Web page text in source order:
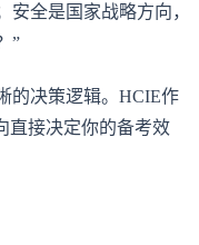
全是国家战略方向，
”
的决策逻辑。HCIE作
直接决定你的备考效